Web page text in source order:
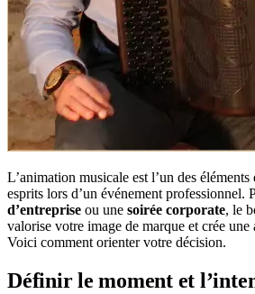
L’animation musicale est l’un des
esprits lors d’un événement professionnel.
d’entreprise ou une soirée corporate, le
valorise votre image de marque et crée une
Voici comment orienter votre décision.
Définir le moment et